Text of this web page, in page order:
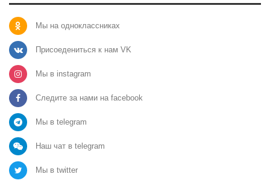
Мы на одноклассниках
Присоедениться к нам VK
Мы в instagram
Следите за нами на facebook
Мы в telegram
Наш чат в telegram
Мы в twitter